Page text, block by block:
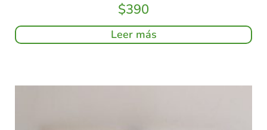
$390
Leer más